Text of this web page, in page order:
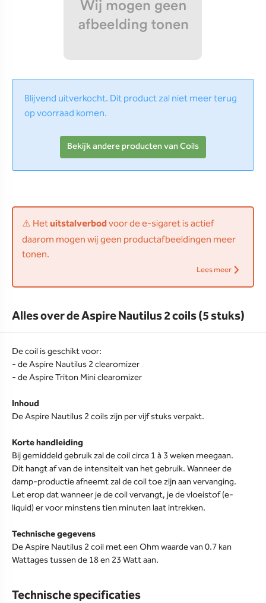
Blijvend uitverkocht. Dit product zal niet meer terug
op voorraad komen.
Bekijk andere producten van Coils
⚠️ Hetuitstalverbodvoor de e-sigaret is actief
daarom mogen wij geen productafbeeldingen meer
tonen.
Lees meer
Alles over de Aspire Nautilus 2 coils (5 stuks)
De coil is geschikt voor:
- de Aspire Nautilus 2 clearomizer
- de Aspire Triton Mini clearomizer
Inhoud
De Aspire Nautilus 2 coils zijn per vijf stuks verpakt.
Korte handleiding
Bij gemiddeld gebruik zal de coil circa 1 à 3 weken meegaan.
Dit hangt af van de intensiteit van het gebruik. Wanneer de
damp-productie afneemt zal de coil toe zijn aan vervanging.
Let erop dat wanneer je de coil vervangt, je de vloeistof (e-
liquid) er voor minstens tien minuten laat intrekken.
Technische gegevens
De Aspire Nautilus 2 coil met een Ohm waarde van 0.7 kan
Wattages tussen de 18 en 23 Watt aan.
Technische specificaties